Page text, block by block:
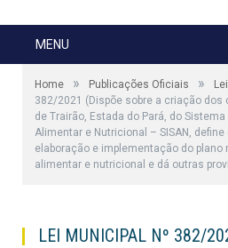
MENU
Home » Publicações Oficiais »
382/2021 (Dispõe sobre a criação
de Trairão, Estada do Pará, do
Alimentar e Nutricional – SISAN,
elaboração e implementação do plano
alimentar e nutricional e dá outras
LEI MUNICIPAL Nº 382/